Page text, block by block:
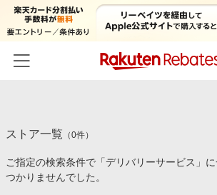
カテゴリー一覧
百貨店・総合ECモール
イベント一覧
ストア一覧 （0件）
ご指定の検索条件で「デリバリーサービス」
つかりませんでした。